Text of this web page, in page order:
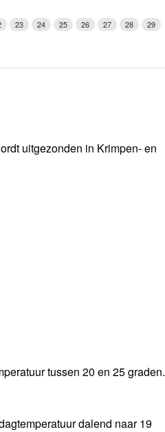
23 24 25 26 27 28
29
uitgezonden in Krimpen- en
tussen 20 en 25 graden.
dalend naar 19